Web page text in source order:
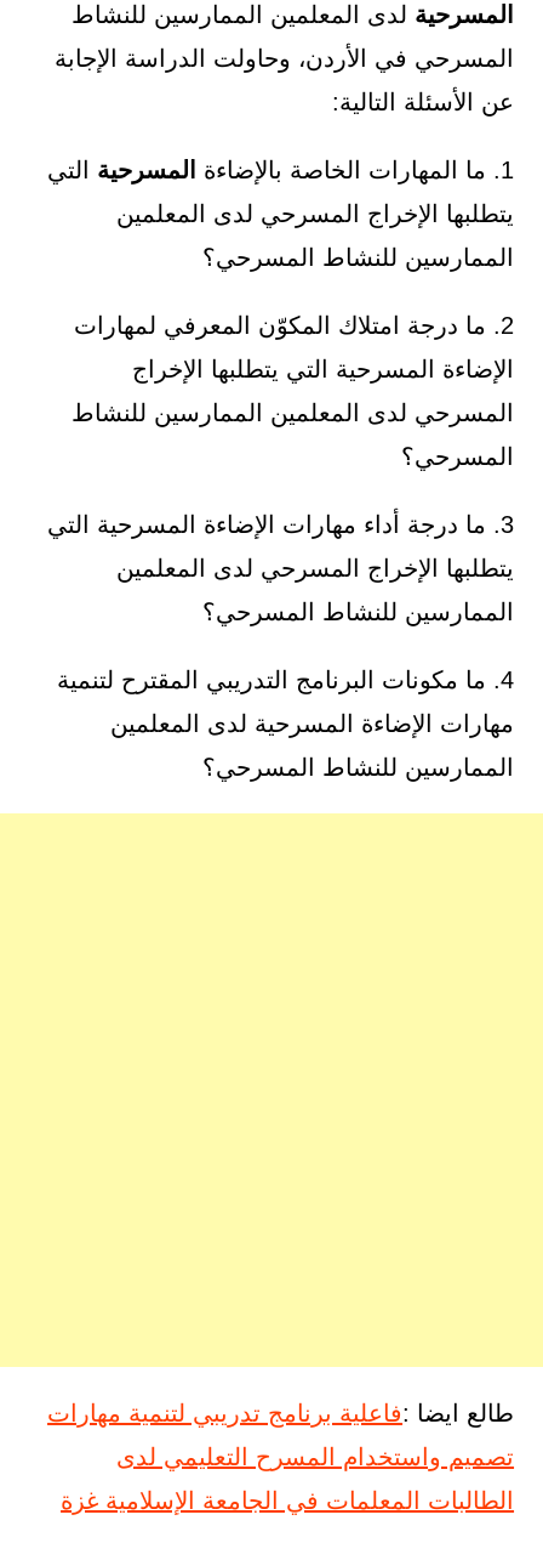
المسرحية لدى المعلمين الممارسين للنشاط
المسرحي في الأردن، وحاولت الدراسة الإجابة
عن الأسئلة التالية:
1. ما المهارات الخاصة بالإضاءة المسرحية التي
يتطلبها الإخراج المسرحي لدى المعلمين
الممارسين للنشاط المسرحي؟
2. ما درجة امتلاك المكوّن المعرفي لمهارات
الإضاءة المسرحية التي يتطلبها الإخراج
المسرحي لدى المعلمين الممارسين للنشاط
المسرحي؟
3. ما درجة أداء مهارات الإضاءة المسرحية التي
يتطلبها الإخراج المسرحي لدى المعلمين
الممارسين للنشاط المسرحي؟
4. ما مكونات البرنامج التدريبي المقترح لتنمية
مهارات الإضاءة المسرحية لدى المعلمين
الممارسين للنشاط المسرحي؟
طالع ايضا :فاعلية برنامج تدريبي لتنمية مهارات
تصميم واستخدام المسرح التعليمي لدى
الطالبات المعلمات في الجامعة الإسلامية غزة